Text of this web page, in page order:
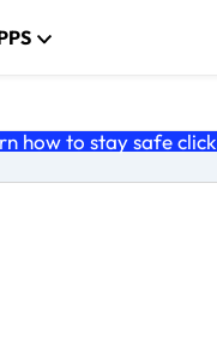
how to stay safe click